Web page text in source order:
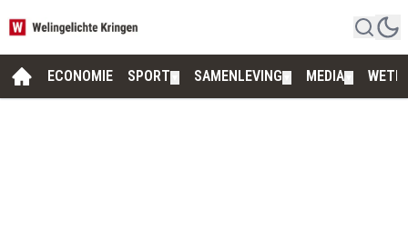
ECONOMIE SPORT SAMENLEVING MEDIA